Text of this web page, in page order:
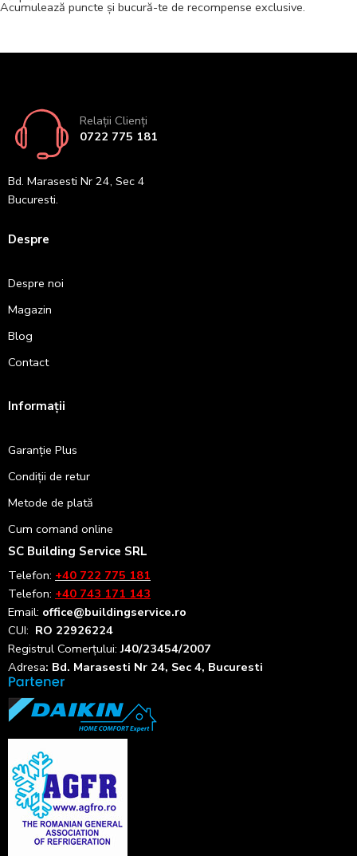
Acumulează puncte și bucură-te de recompense exclusive.
Relații Clienți
0722 775 181
Bd. Marasesti Nr 24, Sec 4
Bucuresti.
Despre
Despre noi
Magazin
Blog
Contact
Informații
Garanție Plus
Condiții de retur
Metode de plată
Cum comand online
SC Building Service SRL
Telefon: +40 722 775 181
Telefon: +40 743 171 143
Email: office@buildingservice.ro
CUI: RO 22926224
Registrul Comerțului:J40/23454/2007
Adresa: Bd. Marasesti Nr 24, Sec 4, Bucuresti